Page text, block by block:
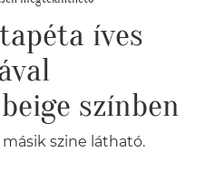
íves
színben
szine látható.